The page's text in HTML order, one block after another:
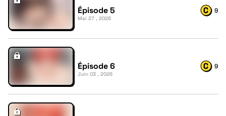
Épisode 5
Mai 27 , 2026
9
Épisode 6
Juin 03 , 2026
9